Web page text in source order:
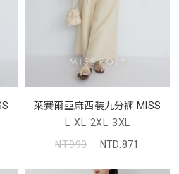
萊賽爾亞麻西裝九分褲 MISS
L XL 2XL 3XL
NT.990
NTD.871